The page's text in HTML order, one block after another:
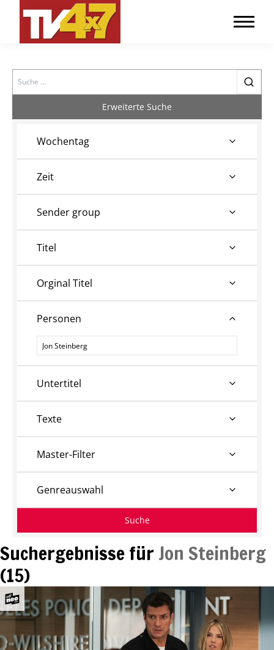
Search
Suchergebnisse für Jon Steinberg
(15)
Erweiterte Suche
Wochentag
Zeit
Sender group
Titel
Orginal Titel
Personen
Personen
Untertitel
Texte
Master-Filter
Genreauswahl
Suche